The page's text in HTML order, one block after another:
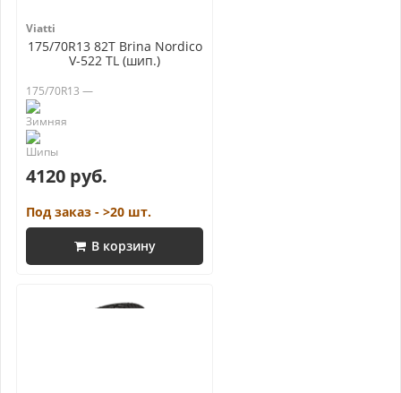
Viatti
175/70R13 82T Brina Nordico
V-522 TL (шип.)
175/70R13 —
4120 руб.
Под заказ - >20 шт.
В корзину